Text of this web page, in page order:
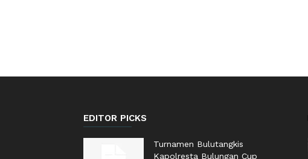
EDITOR PICKS
Turnamen Bulutangkis
Kapolresta Bulungan Cup